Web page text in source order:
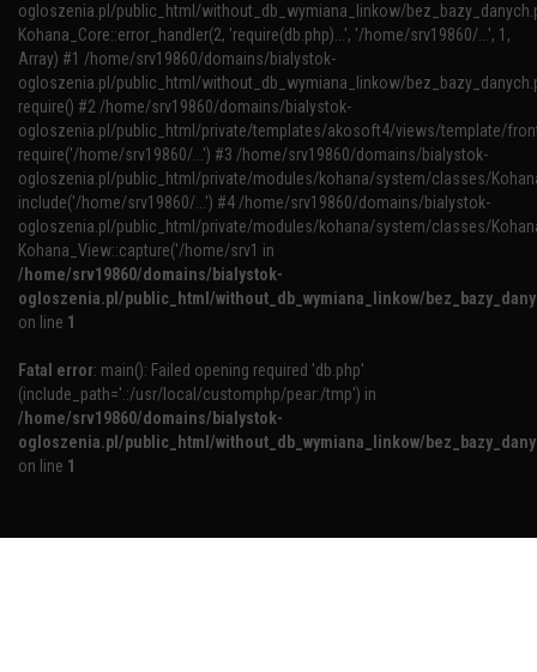
ogloszenia.pl/public_html/without_db_wymiana_linkow/
Kohana_Core::error_handler(2, 'require(db.php)...', '/home/srv19860/...', 1,
Array) #1 /home/srv19860/domains/bialystok-
ogloszenia.pl/public_html/without_db_wymiana_linkow/
require() #2 /home/srv19860/domains/bialystok-
ogloszenia.pl/public_html/private/templates/akosoft4/views/template/
require('/home/srv19860/...') #3 /home/srv19860/domains/bialystok-
ogloszenia.pl/public_html/private/modules/kohana/system/classes/
include('/home/srv19860/...') #4 /home/srv19860/domains/bialystok-
ogloszenia.pl/public_html/private/modules/kohana/system/classes/
Kohana_View::capture('/home/srv1 in
/home/srv19860/domains/bialystok-
ogloszenia.pl/public_html/without_db_wymiana_linkow/
on line 1
Fatal error: main(): Failed opening required 'db.php'
(include_path='.:/usr/local/customphp/pear:/tmp') in
/home/srv19860/domains/bialystok-
ogloszenia.pl/public_html/without_db_wymiana_linkow/
on line 1